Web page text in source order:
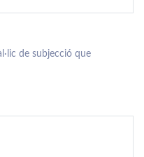
de subjecció que